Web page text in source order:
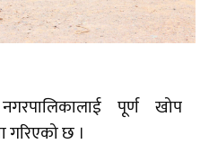
पूर्ण खोप
गरिएको छ ।